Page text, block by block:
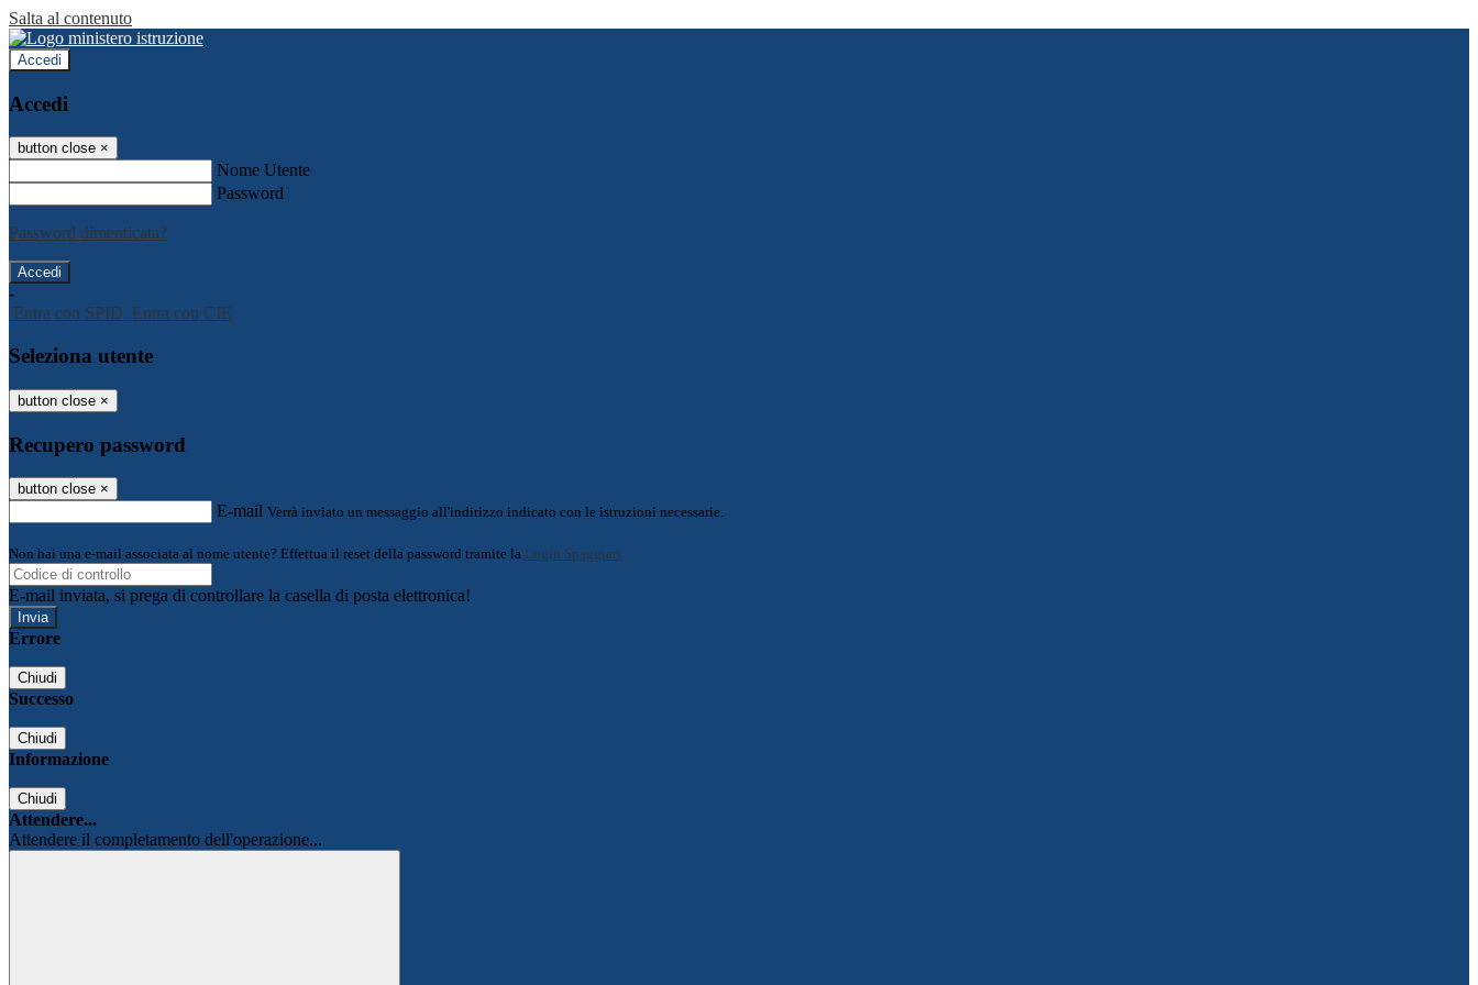
Salta al contenuto
Accedi
Accedi
button close ×
Nome Utente
Password
Password dimenticata?
-
Entra con SPID Entra con CIE
Seleziona utente
button close ×
Recupero password
button close ×
E-mail Verrà inviato un messaggio all'indirizzo indicato con le istruzioni necessarie.
Non hai una e-mail associata al nome utente? Effettua il reset della password tramite la Login Spaggiari
E-mail inviata, si prega di controllare la casella di posta elettronica!
Errore
Chiudi
Successo
Chiudi
Informazione
Chiudi
Attendere...
Attendere il completamento dell'operazione...